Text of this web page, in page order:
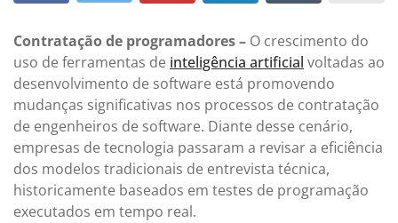
Contratação de programadores – O crescimento do
uso de ferramentas de inteligência artificial voltadas ao
desenvolvimento de software está promovendo
mudanças significativas nos processos de contratação
de engenheiros de software. Diante desse cenário,
empresas de tecnologia passaram a revisar a eficiência
dos modelos tradicionais de entrevista técnica,
historicamente baseados em testes de programação
executados em tempo real.